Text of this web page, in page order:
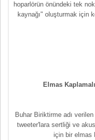
hoparlörün önündeki tek
kaynağı" oluşturmak için
Elmas
Buhar Biriktirme adı
tweeter'lara sertliği ve
için bir elmas